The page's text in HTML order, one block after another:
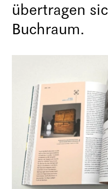
übertragen
Buchraum.